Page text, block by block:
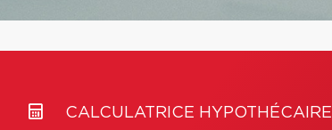
CALCULATRICE HYPOTHÉCAIRE